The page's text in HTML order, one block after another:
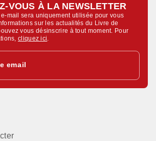
VOUS À LA NEWSLETTER
mail sera uniquement utilisée pour vous
sur les actualités du Livre de
vous désinscrire à tout moment. Pour
cliquez ici
email